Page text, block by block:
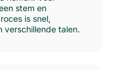
stem en
is snel,
verschillende talen.